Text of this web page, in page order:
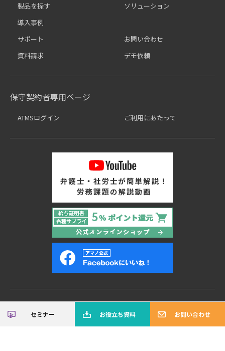
セミナー お役立ち資料 お問い合わせ
製品を探す
ソリューション
導入事例
サポート
お問い合わせ
資料請求
デモ依頼
保守契約者専用ページ
ATMSログイン ご利用にあたって